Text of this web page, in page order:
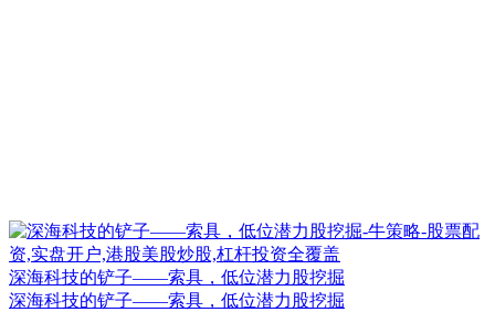
深海科技的铲子——索具，低位潜力股挖掘
深海科技的铲子——索具，低位潜力股挖掘